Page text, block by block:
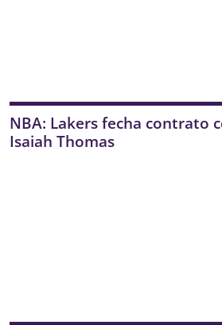
NBA: Lakers fecha contrato
Isaiah Thomas